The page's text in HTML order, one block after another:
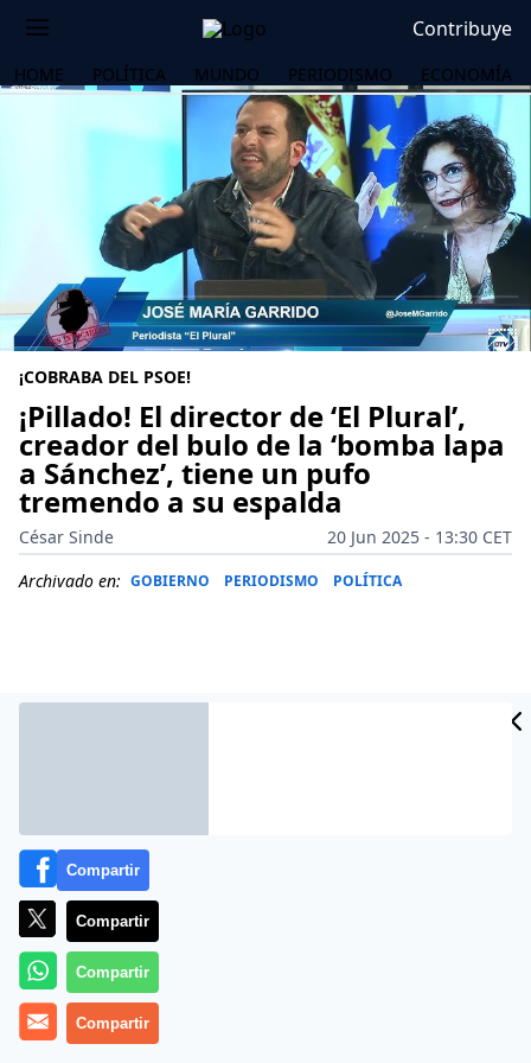
Contribuye
HOME POLÍTICA MUNDO PERIODISMO ECONOMÍA
¡COBRABA DEL PSOE!
¡Pillado! El director de ‘El Plural’,
creador del bulo de la ‘bomba lapa
a Sánchez’, tiene un pufo
tremendo a su espalda
César Sinde
20 Jun 2025 - 13:30 CET
Archivado en: GOBIERNO PERIODISMO POLÍTICA
Más información
Compartir
Compartir
Compartir
Compartir